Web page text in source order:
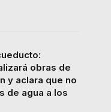
obras de
y aclara que no
de agua a los